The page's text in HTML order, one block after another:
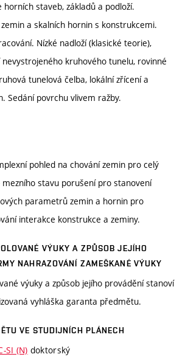
staveb, základů a podloží.
a skalních hornin s konstrukcemi.
Nízké nadloží (klasické teorie),
kruhového tunelu, rovinné
tunelová čelba, lokální zřícení a
Sedání povrchu vlivem ražby.
pohled na chování zemin pro celý
mezního stavu porušení pro stanovení
parametrů zemin a hornin pro
interakce konstrukce a zeminy.
VÝUKY A ZPŮSOB JEJÍHO
NAHRAZOVÁNÍ ZAMEŠKANÉ VÝUKY
výuky a způsob jejího provádění stanoví
vyhláška garanta předmětu.
VE STUDIJNÍCH PLÁNECH
SI (N) doktorský